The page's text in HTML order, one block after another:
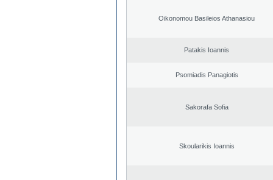
Oikonomou Basileios Athanasiou
Patakis Ioannis
Psomiadis Panagiotis
Sakorafa Sofia
Skoularikis Ioannis